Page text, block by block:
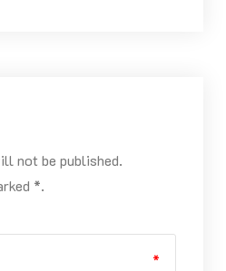
not be published.
*.
*